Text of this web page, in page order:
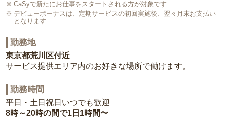
CaSyで新たにお仕事をスタートされる方が対象です
デビューボーナスは、定期サービスの初回実施後、翌々月末お支払い
となります
勤務地
東京都荒川区付近
サービス提供エリア内のお好きな場所で働けます。
勤務時間
平日・土日祝日いつでも歓迎
8時～20時の間で1日1時間〜